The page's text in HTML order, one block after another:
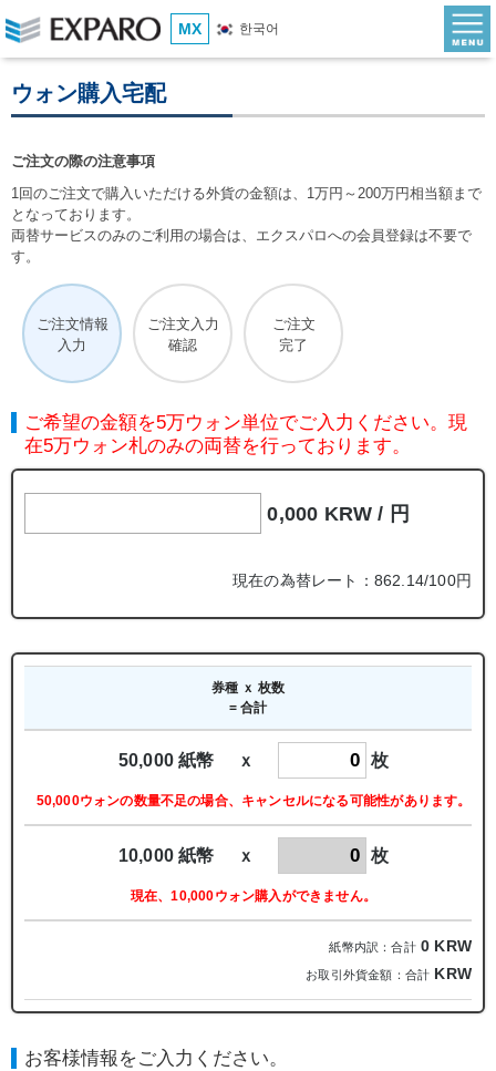
MX 한국어
ウォン購入宅配
ご注文の際の注意事項
1回のご注文で購入いただける外貨の金額は、1万円～200万円相当額まで
となっております。
両替サービスのみのご利用の場合は、エクスパロへの会員登録は不要で
す。
ご注文情報
入力
ご注文入力
確認
ご注文
完了
ご希望の金額を5万ウォン単位でご入力ください。現
在5万ウォン札のみの両替を行っております。
0,000 KRW / 円
現在の為替レート：862.14/100円
券種 ｘ 枚数
= 合計
50,000 紙幣 ｘ 枚
50,000ウォンの数量不足の場合、キャンセルになる可能性があります。
10,000 紙幣 ｘ 枚
現在、10,000ウォン購入ができません。
紙幣内訳：合計 0 KRW
お取引外貨金額：合計 KRW
お客様情報をご入力ください。